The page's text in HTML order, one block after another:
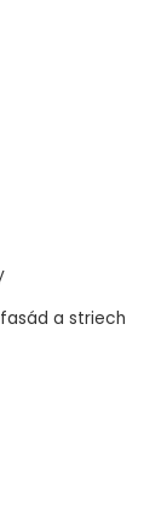
fasád a striech